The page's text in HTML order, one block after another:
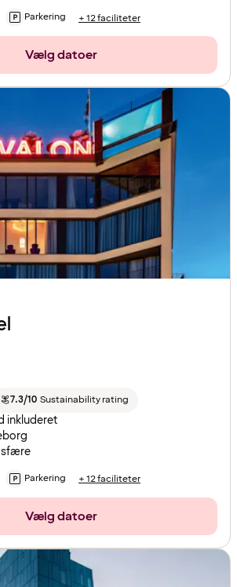
Parkering + 12 faciliteter
Vælg datoer
7.3/10 Sustainability rating
inkluderet
Parkering + 12 faciliteter
Vælg datoer